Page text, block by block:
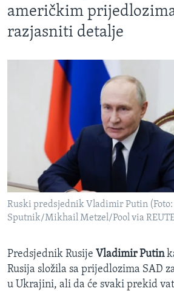
američkim
razjasniti detalje
Ruski predsjednik Vladimir Putin (Foto:
Sputnik/Mikhail Metzel/Pool via
Predsjednik Rusije Vladimir Putin
Rusija složila sa prijedlozima SAD
u Ukrajini, ali da će svaki prekid